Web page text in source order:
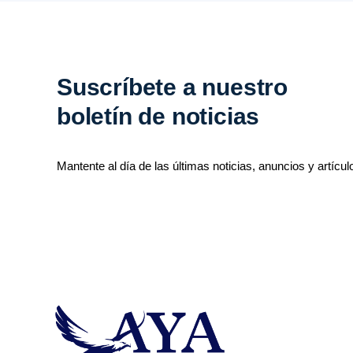
Suscríbete a nuestro
boletín de noticias
Mantente al día de las últimas noticias, anuncios y